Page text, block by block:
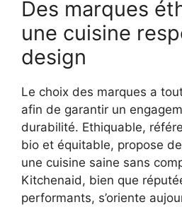
Des marques
une cuisine
design
Le choix des marques a
afin de garantir un
durabilité. Ethiquable,
bio et équitable, propose
une cuisine saine sans
Kitchenaid, bien que
performants, s’oriente